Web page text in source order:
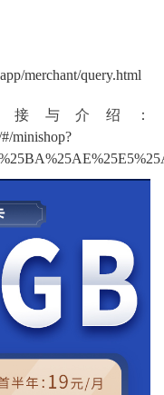
merchant/query.html
与介绍：
minishop?